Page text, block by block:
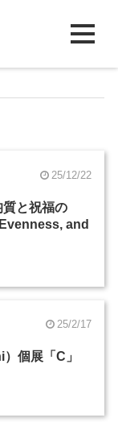
25/12/22
質と祝福の
and
25/2/17
個展「C」